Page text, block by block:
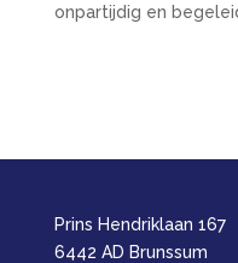
onpartijdig en
Prins Hendriklaan 167
6442 AD Brunssum